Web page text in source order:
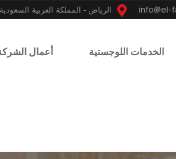
الرياض - المملكة العربية السعودية
الخدمات اللوجستية أعمال